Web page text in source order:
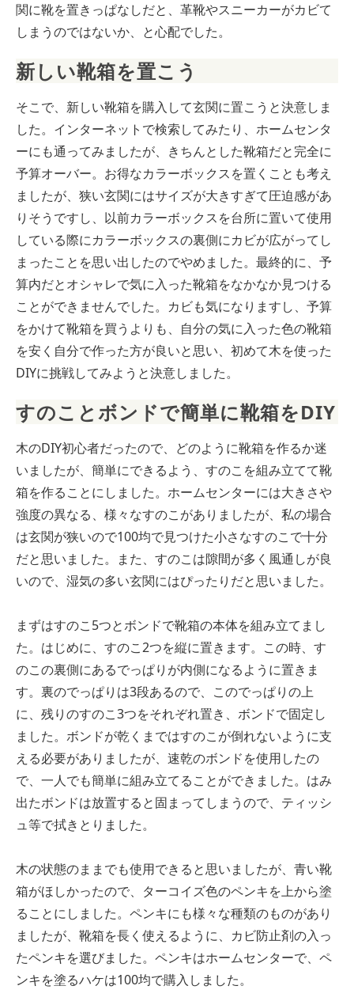
関に靴を置きっぱなしだと、革靴やスニーカーがカビて
しまうのではないか、と心配でした。
新しい靴箱を置こう
そこで、新しい靴箱を購入して玄関に置こうと決意しま
した。インターネットで検索してみたり、ホームセンタ
ーにも通ってみましたが、きちんとした靴箱だと完全に
予算オーバー。お得なカラーボックスを置くことも考え
ましたが、狭い玄関にはサイズが大きすぎて圧迫感があ
りそうですし、以前カラーボックスを台所に置いて使用
している際にカラーボックスの裏側にカビが広がってし
まったことを思い出したのでやめました。最終的に、予
算内だとオシャレで気に入った靴箱をなかなか見つける
ことができませんでした。カビも気になりますし、予算
をかけて靴箱を買うよりも、自分の気に入った色の靴箱
を安く自分で作った方が良いと思い、初めて木を使った
DIYに挑戦してみようと決意しました。
すのことボンドで簡単に靴箱をDIY
木のDIY初心者だったので、どのように靴箱を作るか迷
いましたが、簡単にできるよう、すのこを組み立てて靴
箱を作ることにしました。ホームセンターには大きさや
強度の異なる、様々なすのこがありましたが、私の場合
は玄関が狭いので100均で見つけた小さなすのこで十分
だと思いました。また、すのこは隙間が多く風通しが良
いので、湿気の多い玄関にはぴったりだと思いました。
まずはすのこ5つとボンドで靴箱の本体を組み立てまし
た。はじめに、すのこ2つを縦に置きます。この時、す
のこの裏側にあるでっぱりが内側になるように置きま
す。裏のでっぱりは3段あるので、このでっぱりの上
に、残りのすのこ3つをそれぞれ置き、ボンドで固定し
ました。ボンドが乾くまではすのこが倒れないように支
える必要がありましたが、速乾のボンドを使用したの
で、一人でも簡単に組み立てることができました。はみ
出たボンドは放置すると固まってしまうので、ティッシ
ュ等で拭きとりました。
木の状態のままでも使用できると思いましたが、青い靴
箱がほしかったので、ターコイズ色のペンキを上から塗
ることにしました。ペンキにも様々な種類のものがあり
ましたが、靴箱を長く使えるように、カビ防止剤の入っ
たペンキを選びました。ペンキはホームセンターで、ペ
ンキを塗るハケは100均で購入しました。